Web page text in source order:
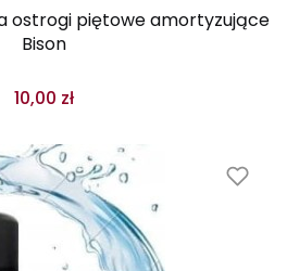
ostrogi piętowe amortyzujące
Bison
10,00 zł